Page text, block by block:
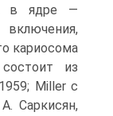
в ядре —
включения,
кариосома
из
Miller с
Саркисян,